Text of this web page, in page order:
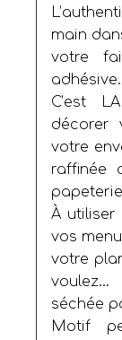
main
votre
adhésive.
C’est
décorer
votre
raffinée
À utiliser
vos
votre
voulez…
séchée
Motif